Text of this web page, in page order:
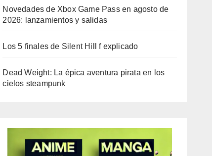
Novedades de Xbox Game Pass en agosto de
2026: lanzamientos y salidas
Los 5 finales de Silent Hill f explicado
Dead Weight: La épica aventura pirata en los
cielos steampunk